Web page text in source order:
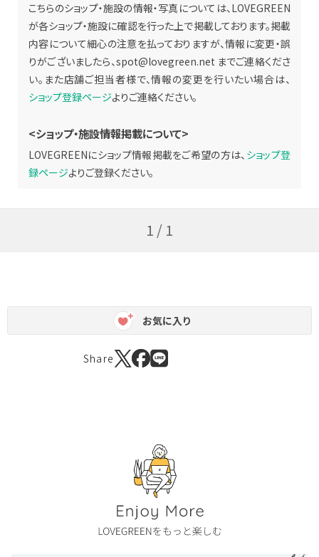
こちらのショップ・施設の情報・写真については、LOVEGREEN
が各ショップ・施設に確認を行った上で掲載しております。掲載
内容について細心の注意を払っておりますが、情報に変更・誤
りがございましたら、spot@lovegreen.net までご連絡くださ
い。また店舗ご担当者様で、情報の変更を行いたい場合は、
ショップ登録ページよりご連絡ください。
<ショップ・施設情報掲載について>
LOVEGREENにショップ情報掲載をご希望の方は、 ショップ登
録ページよりご登録ください。
1 / 1
お気に入り
Share